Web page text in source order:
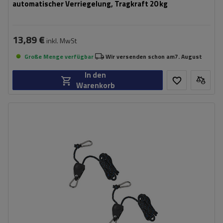
automatischer Verriegelung, Tragkraft 20 kg
13,89 € inkl. MwSt
Große Menge verfügbar Wir versenden schon am7. August
In den
Warenkorb